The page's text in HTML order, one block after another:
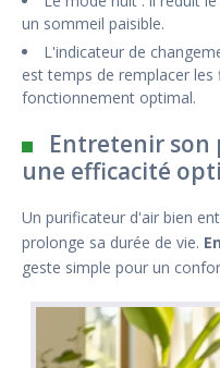
un sommeil paisible.
L'indicateur de
est temps de remplacer
fonctionnement optimal.
Entretenir son
une efficacité
Un purificateur d'air bien
prolonge sa durée de vie.
geste simple pour un